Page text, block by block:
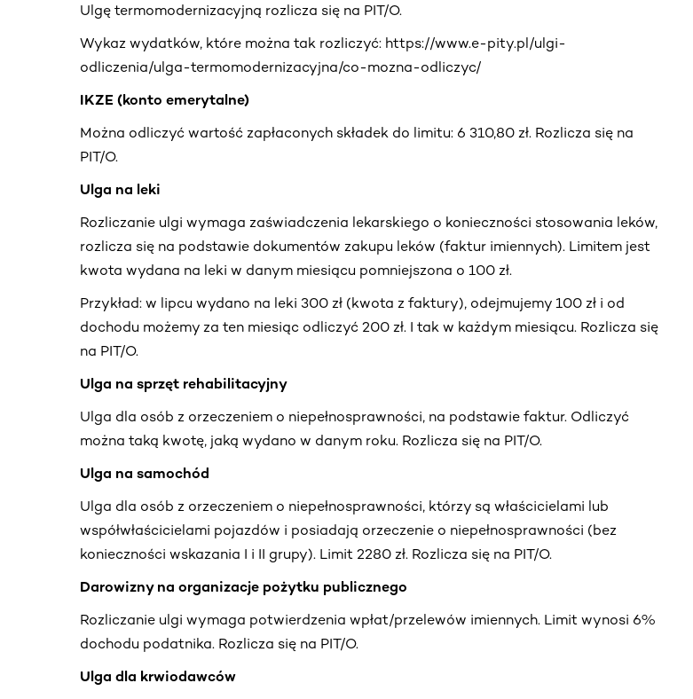
Ulgę termomodernizacyjną rozlicza się na PIT/O.
Wykaz wydatków, które można tak rozliczyć: https://www.e-pity.pl/ulgi-
odliczenia/ulga-termomodernizacyjna/co-mozna-odliczyc/
IKZE (konto emerytalne)
Można odliczyć wartość zapłaconych składek do limitu: 6 310,80 zł. Rozlicza się na
PIT/O.
Ulga na leki
Rozliczanie ulgi wymaga zaświadczenia lekarskiego o konieczności stosowania leków,
rozlicza się na podstawie dokumentów zakupu leków (faktur imiennych). Limitem jest
kwota wydana na leki w danym miesiącu pomniejszona o 100 zł.
Przykład: w lipcu wydano na leki 300 zł (kwota z faktury), odejmujemy 100 zł i od
dochodu możemy za ten miesiąc odliczyć 200 zł. I tak w każdym miesiącu. Rozlicza się
na PIT/O.
Ulga na sprzęt rehabilitacyjny
Ulga dla osób z orzeczeniem o niepełnosprawności, na podstawie faktur. Odliczyć
można taką kwotę, jaką wydano w danym roku. Rozlicza się na PIT/O.
Ulga na samochód
Ulga dla osób z orzeczeniem o niepełnosprawności, którzy są właścicielami lub
współwłaścicielami pojazdów i posiadają orzeczenie o niepełnosprawności (bez
konieczności wskazania I i II grupy). Limit 2280 zł. Rozlicza się na PIT/O.
Darowizny na organizacje pożytku publicznego
Rozliczanie ulgi wymaga potwierdzenia wpłat/przelewów imiennych. Limit wynosi 6%
dochodu podatnika. Rozlicza się na PIT/O.
Ulga dla krwiodawców